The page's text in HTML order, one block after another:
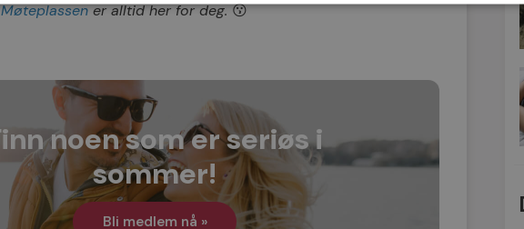
Møteplassener alltid her for deg.😗
noen som er seriøs i
sommer!
Bli medlem nå »